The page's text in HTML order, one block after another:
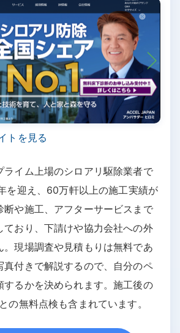
トを見る
ライム上場のシロアリ駆除業者で
を迎え、60万軒以上の施工実績が
断や施工、アフターサービスまで
ており、下請けや協力会社への外
。現場調査や見積もりは無料であ
真付きで解説するので、自分のペ
するかを決められます。施工後の
の無料点検も含まれています。